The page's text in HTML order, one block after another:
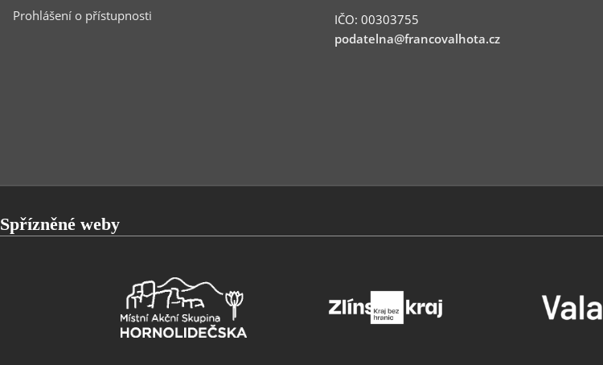
Prohlášení o přístupnosti
IČO: 00303755
podatelna@francovalhota.cz
Spřízněné weby